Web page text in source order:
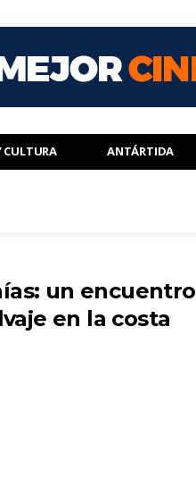
CULTURA ANTÁRTIDA
un encuentro
en la costa